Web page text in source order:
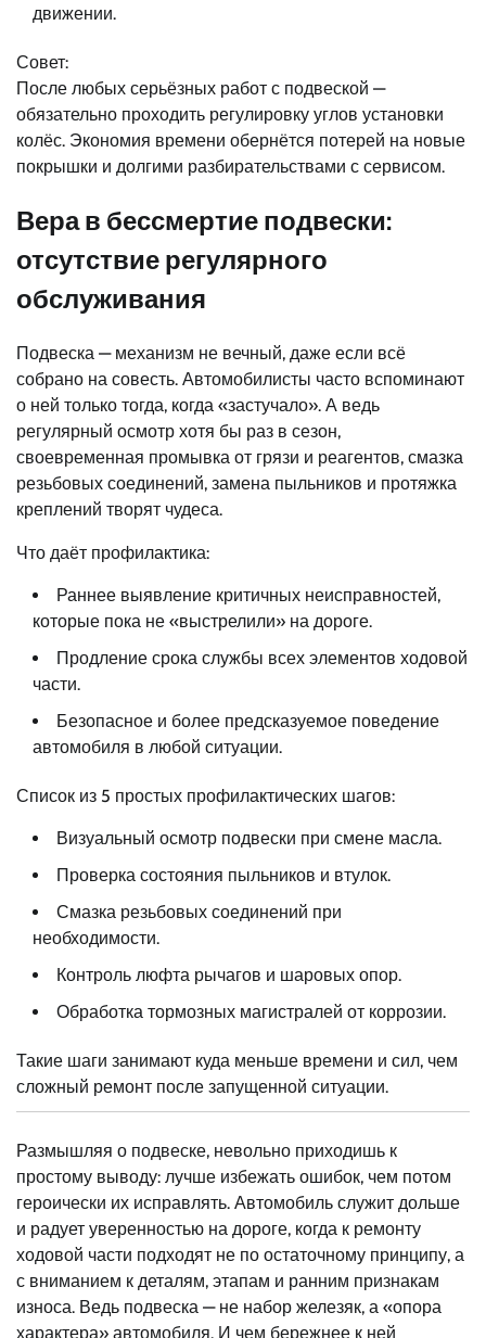
движении.
Совет:
После любых серьёзных работ с подвеской —
обязательно проходить регулировку углов установки
колёс. Экономия времени обернётся потерей на новые
покрышки и долгими разбирательствами с сервисом.
Вера в бессмертие подвески:
отсутствие регулярного
обслуживания
Подвеска — механизм не вечный, даже если всё
собрано на совесть. Автомобилисты часто вспоминают
о ней только тогда, когда «застучало». А ведь
регулярный осмотр хотя бы раз в сезон,
своевременная промывка от грязи и реагентов, смазка
резьбовых соединений, замена пыльников и протяжка
креплений творят чудеса.
Что даёт профилактика:
Раннее выявление критичных неисправностей,
которые пока не «выстрелили» на дороге.
Продление срока службы всех элементов ходовой
части.
Безопасное и более предсказуемое поведение
автомобиля в любой ситуации.
Список из 5 простых профилактических шагов:
Визуальный осмотр подвески при смене масла.
Проверка состояния пыльников и втулок.
Смазка резьбовых соединений при
необходимости.
Контроль люфта рычагов и шаровых опор.
Обработка тормозных магистралей от коррозии.
Такие шаги занимают куда меньше времени и сил, чем
сложный ремонт после запущенной ситуации.
Размышляя о подвеске, невольно приходишь к
простому выводу: лучше избежать ошибок, чем потом
героически их исправлять. Автомобиль служит дольше
и радует уверенностью на дороге, когда к ремонту
ходовой части подходят не по остаточному принципу, а
с вниманием к деталям, этапам и ранним признакам
износа. Ведь подвеска — не набор железяк, а «опора
характера» автомобиля. И чем бережнее к ней